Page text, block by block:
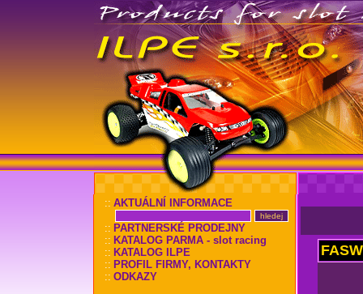
:: AKTUÁLNÍ INFORMACE
:: PARTNERSKÉ PRODEJNY
:: KATALOG PARMA - slot racing
:: KATALOG ILPE
:: PROFIL FIRMY, KONTAKTY
:: ODKAZY